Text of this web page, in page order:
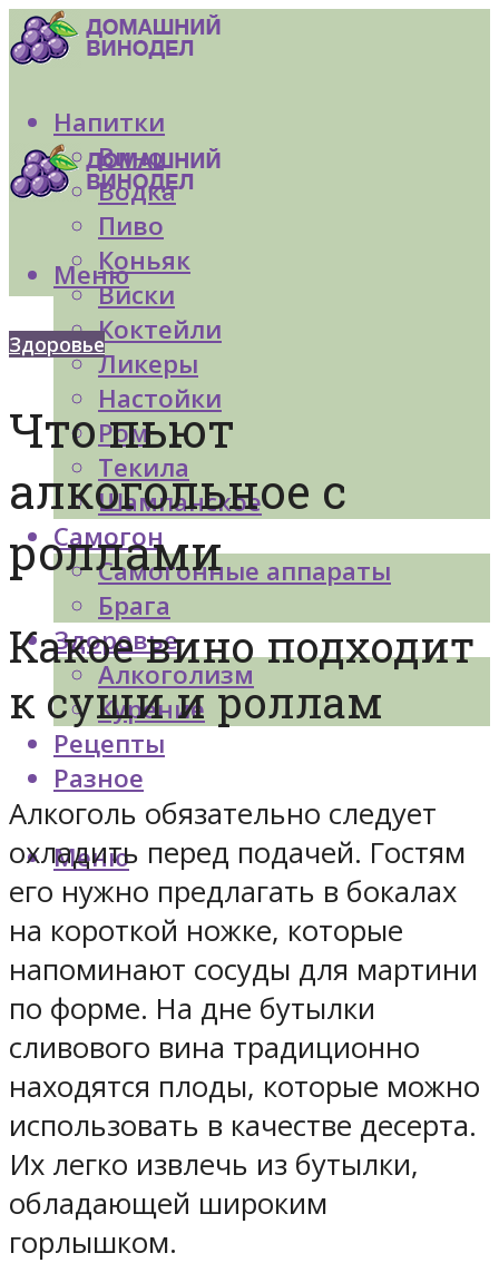
Напитки
Вино
Водка
Пиво
Коньяк
Виски
Коктейли
Ликеры
Настойки
Ром
Текила
Шампанское
Самогон
Самогонные аппараты
Брага
Здоровье
Алкоголизм
Курение
Рецепты
Разное
Меню
Меню
Здоровье
Что пьют
алкогольное с
роллами
Какое вино подходит
к суши и роллам
Алкоголь обязательно следует
охладить перед подачей. Гостям
его нужно предлагать в бокалах
на короткой ножке, которые
напоминают сосуды для мартини
по форме. На дне бутылки
сливового вина традиционно
находятся плоды, которые можно
использовать в качестве десерта.
Их легко извлечь из бутылки,
обладающей широким
горлышком.